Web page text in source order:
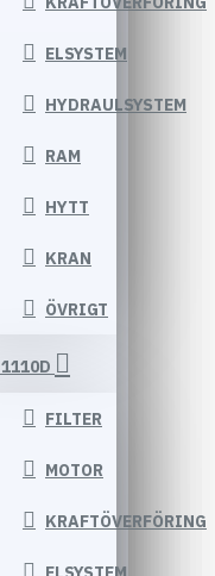
ELSYSTEM
HYDRAULSYSTEM
RAM
HYTT
KRAN
ÖVRIGT
1110D
FILTER
MOTOR
KRAFTÖVERFÖRING